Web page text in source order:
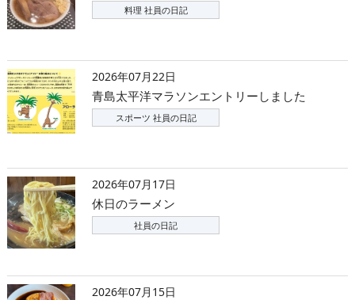
料理 社員の日記
2026年07月22日
青島太平洋マラソンエントリーしました
スポーツ 社員の日記
2026年07月17日
休日のラーメン
社員の日記
2026年07月15日